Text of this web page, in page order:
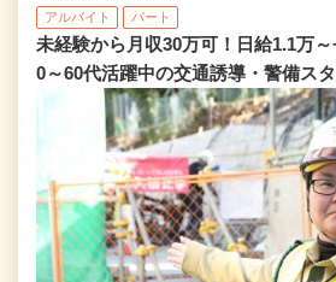
アルバイト パート
未経験から月収30万可！日給1.1万
0～60代活躍中の交通誘導・警備ス